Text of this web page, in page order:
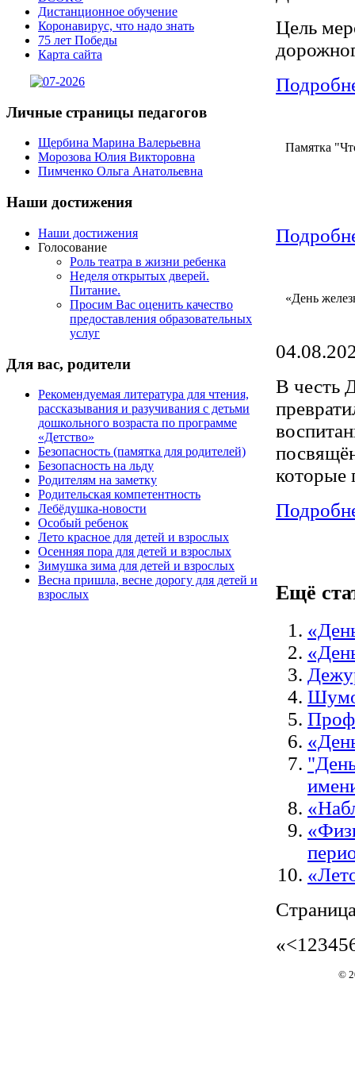
Дистанционное обучение
Коронавирус, что надо знать
75 лет Победы
Карта сайта
Личные страницы педагогов
Щербина Марина Валерьевна
Морозова Юлия Викторовна
Пимченко Ольга Анатольевна
Наши достижения
Наши достижения
Голосование
Роль театра в жизни ребенка
Неделя открытых дверей.
Питание.
Просим Вас оценить качество
предоставления образовательных
услуг
Для вас, родители
Рекомендуемая литература для чтения,
рассказывания и разучивания с детьми
дошкольного возраста по программе
«Детство»
Безопасность (памятка для родителей)
Безопасность на льду
Родителям на заметку
Родительская компетентность
Лебёдушка-новости
Особый ребенок
Лето красное для детей и взрослых
Осенняя пора для детей и взрослых
Зимушка зима для детей и взрослых
Весна пришла, весне дорогу для детей и
взрослых
Цель
Памятка
«День
В честь
которые
Ещё
«<12345
©